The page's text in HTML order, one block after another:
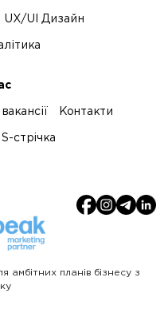
UX/UI Дизайн
Контакти
стрічка
планів бізнесу з